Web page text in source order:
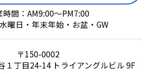
時間：AM9:00～PM7:00
曜日・年末年始・お盆・GW
〒150-0002
１丁目24-14 トライアングルビル 9F